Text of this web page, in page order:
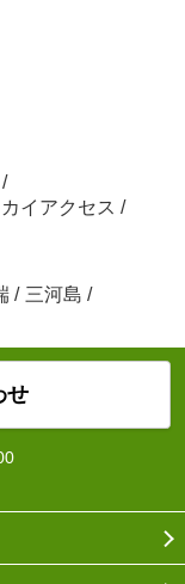
/
イアクセス /
/ 三河島 /
せ